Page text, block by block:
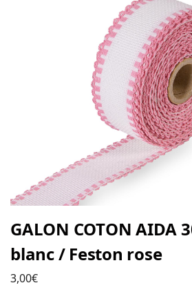
GALON COTON AIDA
blanc / Feston rose
3,00€